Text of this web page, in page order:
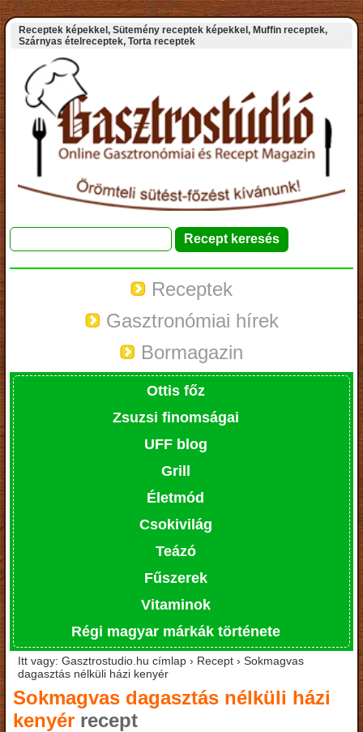
Receptek képekkel, Sütemény receptek képekkel, Muffin receptek,
Szárnyas ételreceptek, Torta receptek
Receptek
Gasztronómiai hírek
Bormagazin
Ottis főz
Zsuzsi finomságai
UFF blog
Grill
Életmód
Csokivilág
Teázó
Fűszerek
Vitaminok
Régi magyar márkák története
Itt vagy: Gasztrostudio.hu címlap › Recept › Sokmagvas
dagasztás nélküli házi kenyér
Sokmagvas dagasztás nélküli házi
kenyér recept